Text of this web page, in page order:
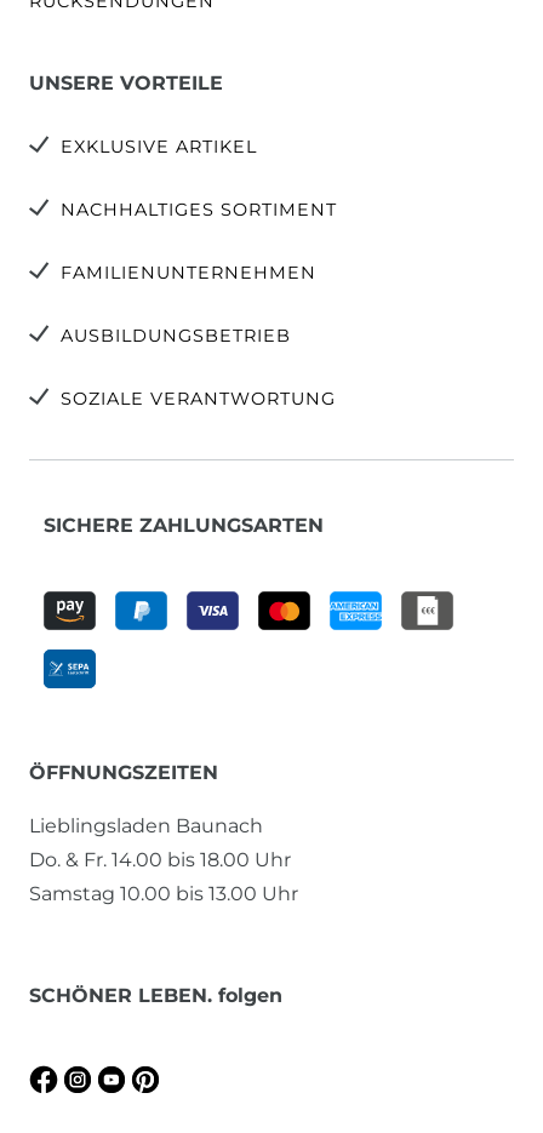
UNSERE VORTEILE
EXKLUSIVE ARTIKEL
NACHHALTIGES SORTIMENT
FAMILIENUNTERNEHMEN
AUSBILDUNGSBETRIEB
SOZIALE VERANTWORTUNG
SICHERE ZAHLUNGSARTEN
ÖFFNUNGSZEITEN
Lieblingsladen Baunach
Do. & Fr. 14.00 bis 18.00 Uhr
Samstag 10.00 bis 13.00 Uhr
SCHÖNER LEBEN. folgen